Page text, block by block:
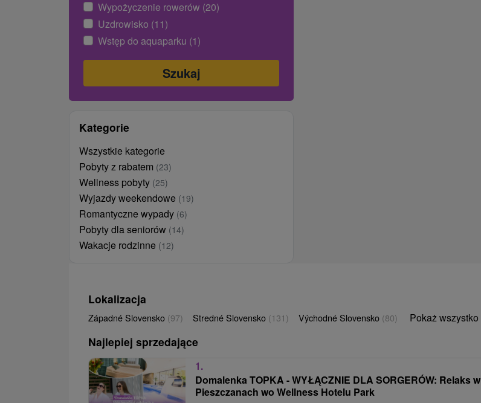
Wypożyczenie rowerów (20)
Uzdrowisko (11)
Wstęp do aquaparku (1)
Kategorie
Wszystkie kategorie
Pobyty z rabatem (23)
Wellness pobyty (25)
Wyjazdy weekendowe (19)
Romantyczne wypady (6)
Pobyty dla seniorów (14)
Wakacje rodzinne (12)
Lokalizacja
Západné Slovensko (97) Stredné Slovensko (131) Východné Slovensko (80) Pokaż wszystko
Najlepiej sprzedające
1.
Domalenka TOPKA - WYŁĄCZNIE DLA SORGERÓW: Relaks w
Pieszczanach wo Wellness Hotelu Park